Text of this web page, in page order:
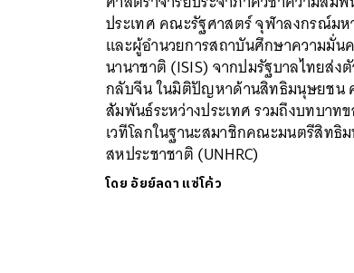
ประเทศ คณะรัฐศาสตร์ จุฬาลงกรณ์มห
และผู้อำนวยการสถาบันศึกษาความมั่น
นานาชาติ (ISIS) จากปมรัฐบาลไทยส่ง
กลับจีน ในมิติปัญหาด้านสิทธิมนุษยชน
สัมพันธ์ระหว่างประเทศ รวมถึงบทบาท
เวทีโลกในฐานะสมาชิกคณะมนตรีสิทธิ
สหประชาชาติ (UNHRC)
โดย อัยย์ลดา แซ่โค้ว